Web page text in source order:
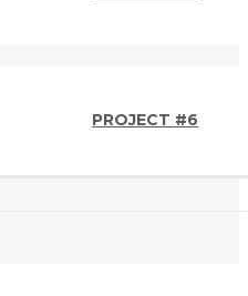
PROJECT #6